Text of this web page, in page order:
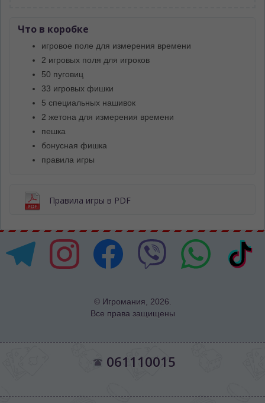
Что в коробке
игровое поле для измерения времени
2 игровых поля для игроков
50 пуговиц
33 игровых фишки
5 специальных нашивок
2 жетона для измерения времени
пешка
бонусная фишка
правила игры
Правила игры в PDF
© Игромания, 2026.
Все права защищены
061110015